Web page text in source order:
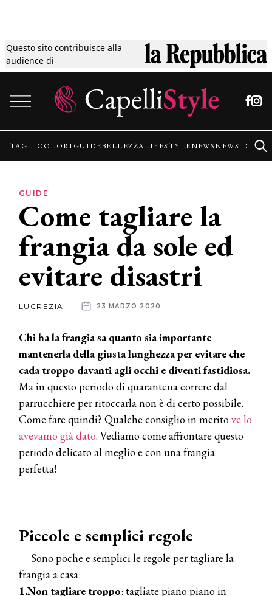
Questo sito contribuisce alla
audience di
Tagli
Colori
Guide
Lifestyle
News
News
aziende
TAGLICOLORI GUIDEBELLEZZALIFESTYLENEWSNEWS
GUIDE
Come tagliare la
frangia da sole ed
evitare disastri
LUCREZIA 23 MARZO 2020
Chi ha la frangia sa quanto sia importante
mantenerla della giusta lunghezza per evitare che
cada troppo davanti agli occhi e diventi fastidiosa.
Ma in questo periodo di quarantena correre dal
parrucchiere per ritoccarla non è di certo possibile.
Come fare quindi? Qualche consiglio in meritove lo
avevamo già dato. Vediamo come affrontare questo
periodo delicato al meglio e con una frangia
perfetta!
Piccole e semplici regole
Sono poche e semplici le regole per tagliare la
frangia a casa:
1.Non tagliare troppo: tagliate piano piano in